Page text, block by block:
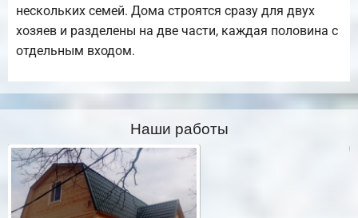
нескольких семей. Дома строятся сразу для двух
хозяев и разделены на две части, каждая половина с
отдельным входом.
Наши работы